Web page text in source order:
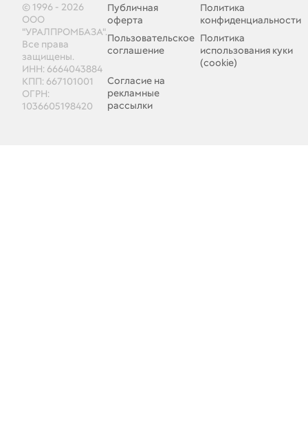
© 1996 - 2026
ООО
"УРАЛПРОМБАЗА".
Все права
защищены.
ИНН: 6664043884
КПП: 667101001
ОГРН:
1036605198420
Публичная
оферта
Политика
конфиденциальности
Пользовательское
соглашение
Политика
использования куки
(cookie)
Согласие на
рекламные
рассылки